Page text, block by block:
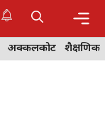
अक्कलकोट शैक्षणिक